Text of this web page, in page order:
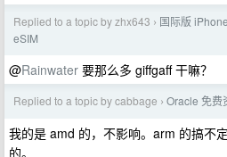
Replied to a topic by zhx643 › 国际版
eSIM
@Rainwater 要那么多 giffgaff 干嘛？
Replied to a topic by cabbage › Oracle 免费
我的是 amd 的，不影响。arm 的搞不
的。